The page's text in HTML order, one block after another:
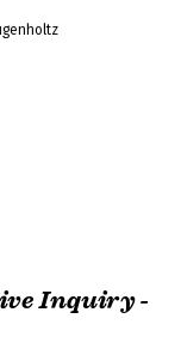
Inquiry -